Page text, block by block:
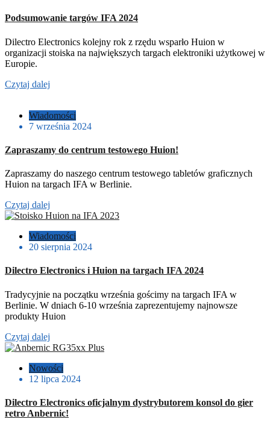
Podsumowanie targów IFA 2024
Dilectro Electronics kolejny rok z rzędu wsparło Huion w
organizacji stoiska na największych targach elektroniki użytkowej w
Europie.
Czytaj dalej
Wiadomości
7 września 2024
Zapraszamy do centrum testowego Huion!
Zapraszamy do naszego centrum testowego tabletów graficznych
Huion na targach IFA w Berlinie.
Czytaj dalej
Wiadomości
20 sierpnia 2024
Dilectro Electronics i Huion na targach IFA 2024
Tradycyjnie na początku września gościmy na targach IFA w
Berlinie. W dniach 6-10 września zaprezentujemy najnowsze
produkty Huion
Czytaj dalej
Nowości
12 lipca 2024
Dilectro Electronics oficjalnym dystrybutorem konsol do gier
retro Anbernic!